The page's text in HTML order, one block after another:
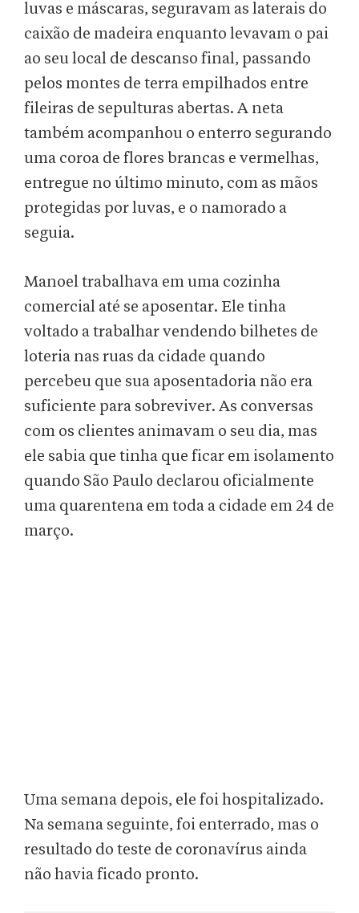
luvas e máscaras, seguravam as laterais do
caixão de madeira enquanto levavam o pai
ao seu local de descanso final, passando
pelos montes de terra empilhados entre
fileiras de sepulturas abertas. A neta
também acompanhou o enterro segurando
uma coroa de flores brancas e vermelhas,
entregue no último minuto, com as mãos
protegidas por luvas, e o namorado a
seguia.
Manoel trabalhava em uma cozinha
comercial até se aposentar. Ele tinha
voltado a trabalhar vendendo bilhetes de
loteria nas ruas da cidade quando
percebeu que sua aposentadoria não era
suficiente para sobreviver. As conversas
com os clientes animavam o seu dia, mas
ele sabia que tinha que ficar em isolamento
quando São Paulo declarou oficialmente
uma quarentena em toda a cidade em 24 de
março.
Uma semana depois, ele foi hospitalizado.
Na semana seguinte, foi enterrado, mas o
resultado do teste de coronavírus ainda
não havia ficado pronto.